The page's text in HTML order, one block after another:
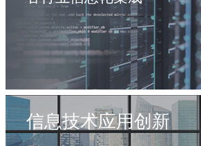
信息技术应用创新